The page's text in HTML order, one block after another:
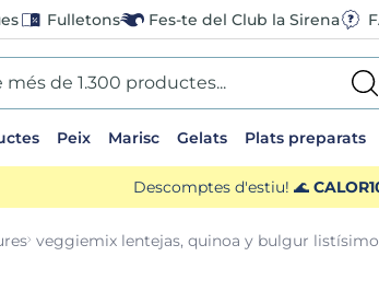
Fulletons Fes-te del Club la Sirena
de 1.300 productes...
Peix Marisc Gelats Plats preparats
Descomptes d'estiu! 🌊
veggiemix lentejas, quinoa y bulgur